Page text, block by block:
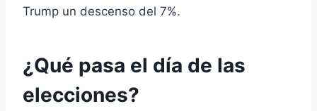
Trump un descenso del 7%.
¿Qué pasa el día de las
elecciones?